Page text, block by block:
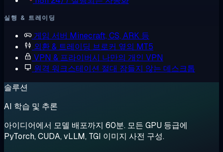
실행 & 트레이딩
게임 서버 Minecraft, CS, ARK 등
외환 & 트레이딩 브로커 옆의 MT5
VPN & 프라이버시 나만의 개인 VPN
원격 워크스테이션 절대 잠들지 않는 데스크톱
솔루션
AI 학습 및 추론
아이디어에서 모델 배포까지 60분. 모든 GPU 등급에
PyTorch, CUDA, vLLM, TGI 이미지 사전 구성.